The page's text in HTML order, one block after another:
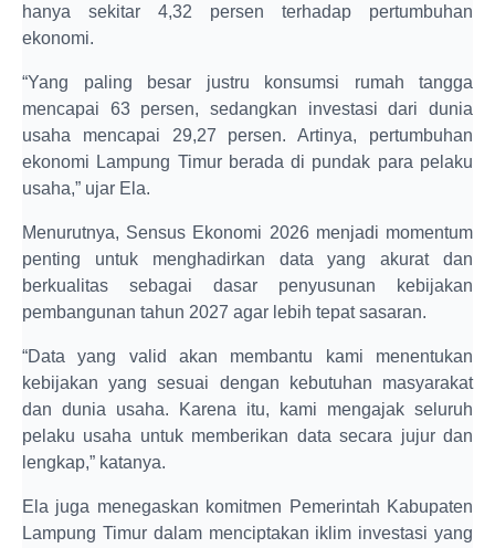
hanya sekitar 4,32 persen terhadap pertumbuhan
ekonomi.
“Yang paling besar justru konsumsi rumah tangga
mencapai 63 persen, sedangkan investasi dari dunia
usaha mencapai 29,27 persen. Artinya, pertumbuhan
ekonomi Lampung Timur berada di pundak para pelaku
usaha,” ujar Ela.
Menurutnya, Sensus Ekonomi 2026 menjadi momentum
penting untuk menghadirkan data yang akurat dan
berkualitas sebagai dasar penyusunan kebijakan
pembangunan tahun 2027 agar lebih tepat sasaran.
“Data yang valid akan membantu kami menentukan
kebijakan yang sesuai dengan kebutuhan masyarakat
dan dunia usaha. Karena itu, kami mengajak seluruh
pelaku usaha untuk memberikan data secara jujur dan
lengkap,” katanya.
Ela juga menegaskan komitmen Pemerintah Kabupaten
Lampung Timur dalam menciptakan iklim investasi yang